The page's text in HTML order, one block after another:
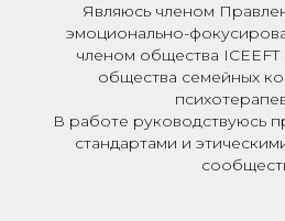
Являюсь членом
эмоционально-
членом общества ICEEFT
общества семейных
В работе руководствуюсь
стандартами и